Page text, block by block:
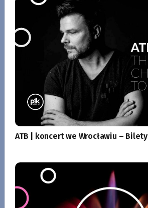
ATB | koncert we Wrocławiu – Bilety